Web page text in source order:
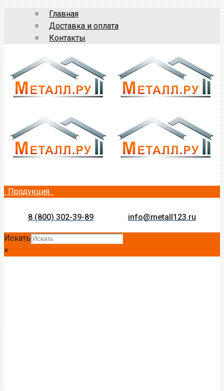
Главная
Доставка и оплата
Контакты
Продукция
8 (800) 302-39-89 info@metall123.ru
Искать
×